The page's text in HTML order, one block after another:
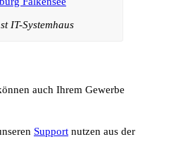
IT-Systemhaus
auch Ihrem Gewerbe
Support nutzen aus der